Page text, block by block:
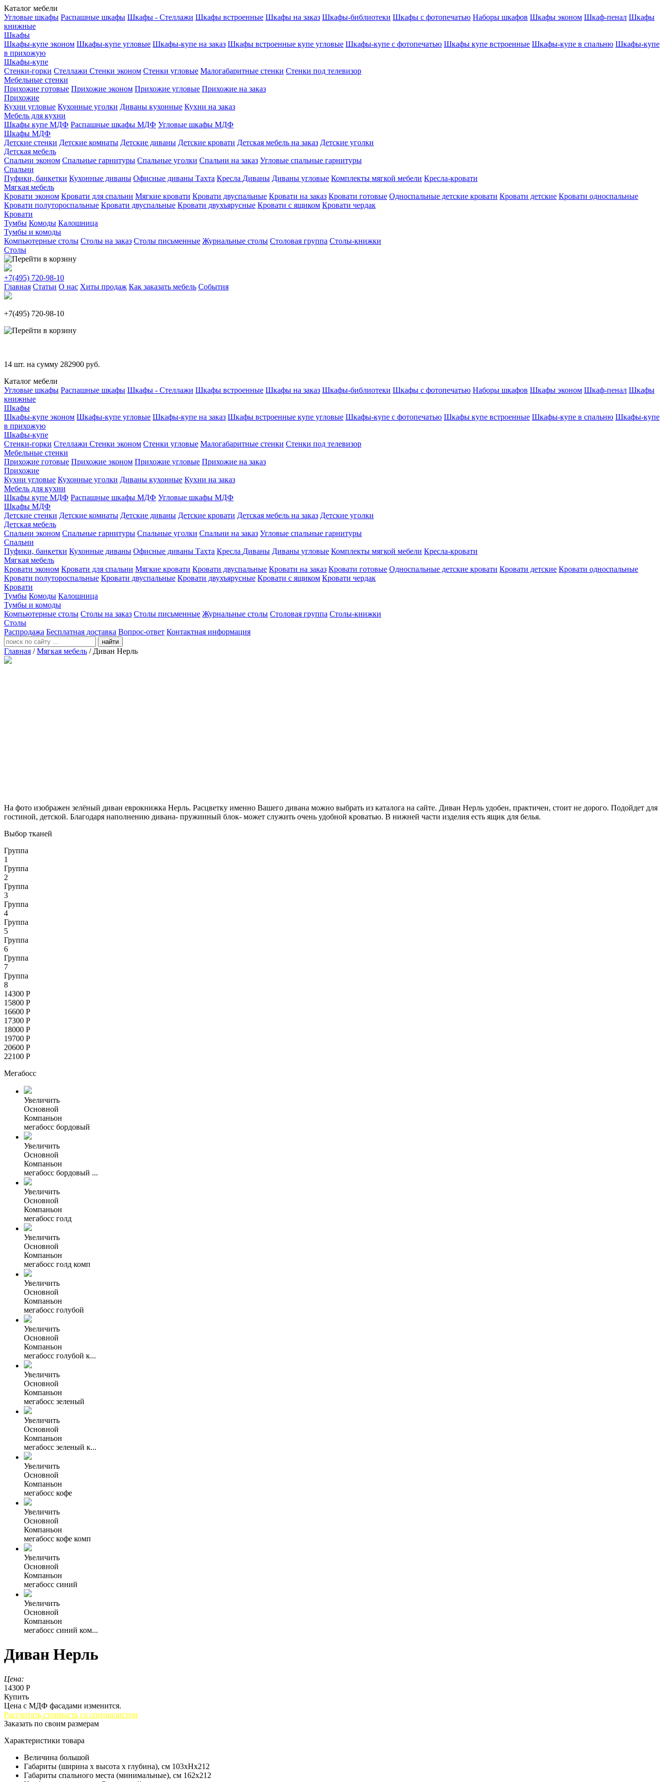
Каталог мебели
Угловые шкафы Распашные шкафы Шкафы - Стеллажи Шкафы встроенные Шкафы на заказ Шкафы-библиотеки Шкафы с фотопечатью Наборы шкафов Шкафы эконом Шкаф-пенал Шкафы
книжные
Шкафы
Шкафы-купе эконом Шкафы-купе угловые Шкафы-купе на заказ Шкафы встроенные купе угловые Шкафы-купе с фотопечатью Шкафы купе встроенные Шкафы-купе в спальню Шкафы-купе
в прихожую
Шкафы-купе
Стенки-горки Стеллажи Стенки эконом Стенки угловые Малогабаритные стенки Стенки под телевизор
Мебельные стенки
Прихожие готовые Прихожие эконом Прихожие угловые Прихожие на заказ
Прихожие
Кухни угловые Кухонные уголки Диваны кухонные Кухни на заказ
Мебель для кухни
Шкафы купе МДФ Распашные шкафы МДФ Угловые шкафы МДФ
Шкафы МДФ
Детские стенки Детские комнаты Детские диваны Детские кровати Детская мебель на заказ Детские уголки
Детская мебель
Спальни эконом Спальные гарнитуры Спальные уголки Спальни на заказ Угловые спальные гарнитуры
Спальни
Пуфики, банкетки Кухонные диваны Офисные диваны Тахта Кресла Диваны Диваны угловые Комплекты мягкой мебели Кресла-кровати
Мягкая мебель
Кровати эконом Кровати для спальни Мягкие кровати Кровати двуспальные Кровати на заказ Кровати готовые Односпальные детские кровати Кровати детские Кровати односпальные
Кровати полутороспальные Кровати двуспальные Кровати двухъярусные Кровати с ящиком Кровати чердак
Кровати
Тумбы Комоды Калошница
Тумбы и комоды
Компьютерные столы Столы на заказ Столы письменные Журнальные столы Столовая группа Столы-книжки
Столы
+7(495) 720-98-10
Главная Статьи О нас Хиты продаж Как заказать мебель События
+7(495) 720-98-10
14 шт. на сумму 282900 руб.
Каталог мебели
Угловые шкафы Распашные шкафы Шкафы - Стеллажи Шкафы встроенные Шкафы на заказ Шкафы-библиотеки Шкафы с фотопечатью Наборы шкафов Шкафы эконом Шкаф-пенал Шкафы
книжные
Шкафы
Шкафы-купе эконом Шкафы-купе угловые Шкафы-купе на заказ Шкафы встроенные купе угловые Шкафы-купе с фотопечатью Шкафы купе встроенные Шкафы-купе в спальню Шкафы-купе
в прихожую
Шкафы-купе
Стенки-горки Стеллажи Стенки эконом Стенки угловые Малогабаритные стенки Стенки под телевизор
Мебельные стенки
Прихожие готовые Прихожие эконом Прихожие угловые Прихожие на заказ
Прихожие
Кухни угловые Кухонные уголки Диваны кухонные Кухни на заказ
Мебель для кухни
Шкафы купе МДФ Распашные шкафы МДФ Угловые шкафы МДФ
Шкафы МДФ
Детские стенки Детские комнаты Детские диваны Детские кровати Детская мебель на заказ Детские уголки
Детская мебель
Спальни эконом Спальные гарнитуры Спальные уголки Спальни на заказ Угловые спальные гарнитуры
Спальни
Пуфики, банкетки Кухонные диваны Офисные диваны Тахта Кресла Диваны Диваны угловые Комплекты мягкой мебели Кресла-кровати
Мягкая мебель
Кровати эконом Кровати для спальни Мягкие кровати Кровати двуспальные Кровати на заказ Кровати готовые Односпальные детские кровати Кровати детские Кровати односпальные
Кровати полутороспальные Кровати двуспальные Кровати двухъярусные Кровати с ящиком Кровати чердак
Кровати
Тумбы Комоды Калошница
Тумбы и комоды
Компьютерные столы Столы на заказ Столы письменные Журнальные столы Столовая группа Столы-книжки
Столы
Распродажа Бесплатная доставка Вопрос-ответ Контактная информация
найти
Главная /Мягкая мебель / Диван Нерль
На фото изображен зелёный диван еврокнижка Нерль. Расцветку именно Вашего дивана можно выбрать из каталога на сайте. Диван Нерль удобен, практичен, стоит не дорого. Подойдет для
гостиной, детской. Благодаря наполнению дивана- пружинный блок- может служить очень удобной кроватью. В нижней части изделия есть ящик для белья.
Выбор тканей
Группа
1
Группа
2
Группа
3
Группа
4
Группа
5
Группа
6
Группа
7
Группа
8
14300 Р
15800 Р
16600 Р
17300 Р
18000 Р
19700 Р
20600 Р
22100 Р
Мегабосс
Увеличить
Основной
Компаньон
мегабосс бордовый
Увеличить
Основной
Компаньон
мегабосс бордовый ...
Увеличить
Основной
Компаньон
мегабосс голд
Увеличить
Основной
Компаньон
мегабосс голд комп
Увеличить
Основной
Компаньон
мегабосс голубой
Увеличить
Основной
Компаньон
мегабосс голубой к...
Увеличить
Основной
Компаньон
мегабосс зеленый
Увеличить
Основной
Компаньон
мегабосс зеленый к...
Увеличить
Основной
Компаньон
мегабосс кофе
Увеличить
Основной
Компаньон
мегабосс кофе комп
Увеличить
Основной
Компаньон
мегабосс синий
Увеличить
Основной
Компаньон
мегабосс синий ком...
Диван Нерль
Цена:
14300 Р
Купить
Цена с МДФ фасадами изменится.
Рассчитать стоимость со специалистом
Заказать по своим размерам
Характеристики товара
Величина большой
Габариты (ширина х высота х глубина), см 103хНх212
Габариты спального места (минимальные), см 162х212